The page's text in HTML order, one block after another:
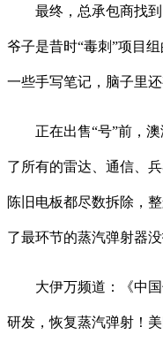
最终，总承包商找到
爷子是昔时“毒刺”项目
一些手写笔记，脑子里还
正在出售“号”前，澳
了所有的雷达、通信、
陈旧电板都尽数拆除，
了最环节的蒸汽弹射器没
大伊万频道：《中国
研发，恢复蒸汽弹射！